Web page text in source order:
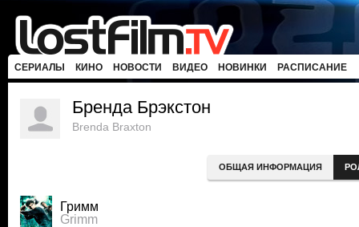
СЕРИАЛЫ КИНО НОВОСТИ ВИДЕО НОВИНКИ РАСПИСАНИЕ
Бренда Брэкстон
Brenda Braxton
ОБЩАЯ ИНФОРМАЦИЯ
Гримм
Grimm